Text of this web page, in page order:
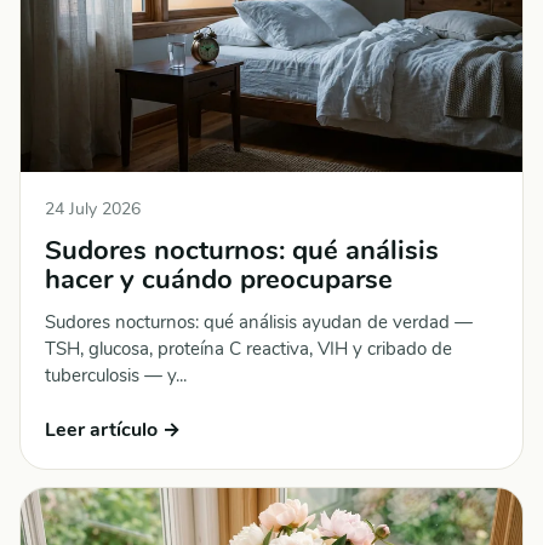
24 July 2026
Sudores nocturnos: qué análisis
hacer y cuándo preocuparse
Sudores nocturnos: qué análisis ayudan de verdad —
TSH, glucosa, proteína C reactiva, VIH y cribado de
tuberculosis — y...
Leer artículo →